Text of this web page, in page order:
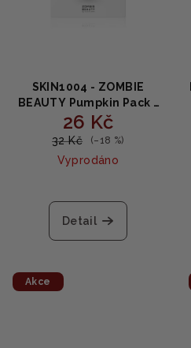
SKIN1004 - ZOMBIE
BEAUTY Pumpkin Pack -
Intenzivní vyživující
maska 4g
26 Kč
32 Kč (–18 %)
Vyprodáno
Detail
Akce